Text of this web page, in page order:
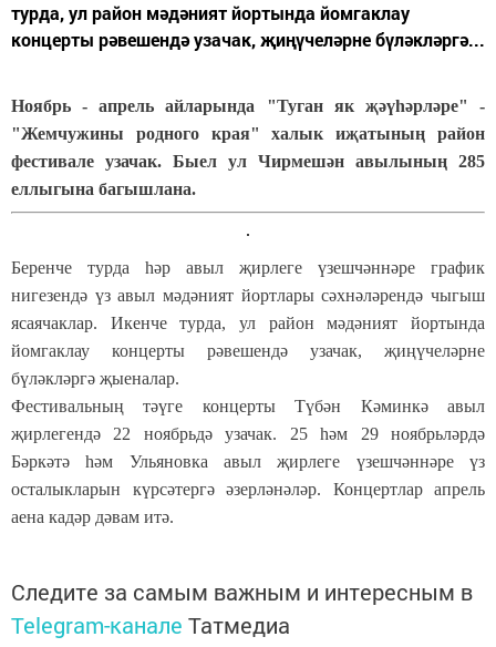
турда, ул район мәдәният йортында йомгаклау
концерты рәвешендә узачак, җиңүчеләрне бүләкләргә...
Ноябрь - апрель айларында "Туган як җәүһәрләре" -
"Жемчужины родного края" халык иҗатының район
фестивале узачак. Быел ул Чирмешән авылының 285
еллыгына багышлана.
Беренче турда һәр авыл җирлеге үзешчәннәре график
нигезендә үз авыл мәдәният йортлары сәхнәләрендә чыгыш
ясаячаклар. Икенче турда, ул район мәдәният йортында
йомгаклау концерты рәвешендә узачак, җиңүчеләрне
бүләкләргә җыеналар.
Фестивальның тәүге концерты Түбән Кәминкә авыл
җирлегендә 22 ноябрьдә узачак. 25 һәм 29 ноябрьләрдә
Бәркәтә һәм Ульяновка авыл җирлеге үзешчәннәре үз
осталыкларын күрсәтергә әзерләнәләр. Концертлар апрель
аена кадәр дәвам итә.
Следите за самым важным и интересным в
Telegram-канале Татмедиа